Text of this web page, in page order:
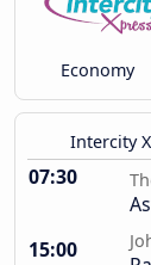
Economy
Intercity
07:30
15:00